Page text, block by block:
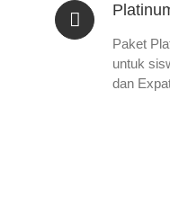
Paket
untuk
dan